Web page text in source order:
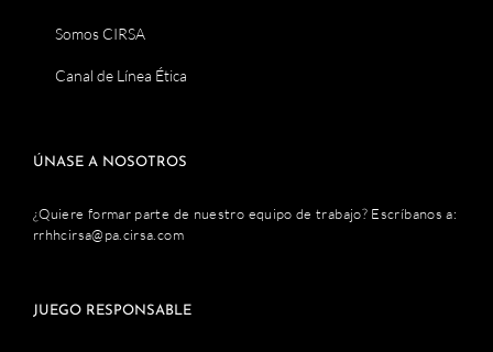
Somos CIRSA
Canal de Línea Ética
ÚNASE A NOSOTROS
¿Quiere formar parte de nuestro equipo de trabajo? Escríbanos a:
rrhhcirsa@pa.cirsa.com
JUEGO RESPONSABLE